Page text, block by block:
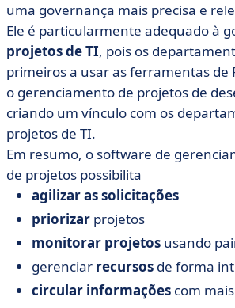
uma governança mais precisa e
Ele é particularmente adequado à
projetos de TI, pois os
primeiros a usar as ferramentas de
o gerenciamento de projetos de
criando um vínculo com os
projetos de TI.
Em resumo, o software de
de projetos possibilita
agilizar as solicitações
priorizar projetos
monitorar projetos usando
gerenciar recursos de forma
circular informações com